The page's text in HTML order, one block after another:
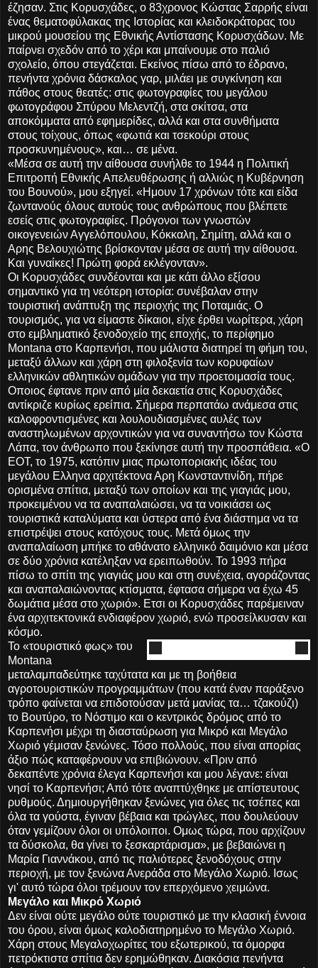
έζησαν. Στις Κορυσχάδες, ο 83χρονος Κώστας Σαρρής είναι
ένας θεματοφύλακας της Ιστορίας και κλειδοκράτορας του
μικρού μουσείου της Εθνικής Αντίστασης Κορυσχάδων. Με
παίρνει σχεδόν από το χέρι και μπαίνουμε στο παλιό
σχολείο, όπου στεγάζεται. Εκείνος πίσω από το έδρανο,
πενήντα χρόνια δάσκαλος γαρ, μιλάει με συγκίνηση και
πάθος στους θεατές: στις φωτογραφίες του μεγάλου
φωτογράφου Σπύρου Μελεντζή, στα σκίτσα, στα
αποκόμματα από εφημερίδες, αλλά και στα συνθήματα
στους τοίχους, όπως «φωτιά και τσεκούρι στους
προσκυνημένους», και… σε μένα.
«Μέσα σε αυτή την αίθουσα συνήλθε το 1944 η Πολιτική
Επιτροπή Εθνικής Απελευθέρωσης ή αλλιώς η Κυβέρνηση
του Βουνού», μου εξηγεί. «Ημουν 17 χρόνων τότε και είδα
ζωντανούς όλους αυτούς τους ανθρώπους που βλέπετε
εσείς στις φωτογραφίες. Πρόγονοι των γνωστών
οικογενειών Αγγελόπουλου, Κόκκαλη, Σημίτη, αλλά και ο
Αρης Βελουχιώτης βρίσκονταν μέσα σε αυτή την αίθουσα.
Και γυναίκες! Πρώτη φορά εκλέγονταν».
Οι Κορυσχάδες συνδέονται και με κάτι άλλο εξίσου
σημαντικό για τη νεότερη ιστορία: συνέβαλαν στην
τουριστική ανάπτυξη της περιοχής της Ποταμιάς. Ο
τουρισμός, για να είμαστε δίκαιοι, είχε έρθει νωρίτερα, χάρη
στο εμβληματικό ξενοδοχείο της εποχής, το περίφημο
Montana στο Καρπενήσι, που μάλιστα διατηρεί τη φήμη του,
μεταξύ άλλων και χάρη στη φιλοξενία των κορυφαίων
ελληνικών αθλητικών ομάδων για την προετοιμασία τους.
Οποιος έφτανε πριν από μία δεκαετία στις Κορυσχάδες
αντίκριζε κυρίως ερείπια. Σήμερα περπατάω ανάμεσα στις
καλοφροντισμένες και λουλουδιασμένες αυλές των
αναστηλωμένων αρχοντικών για να συναντήσω τον Κώστα
Λάπα, τον άνθρωπο που ξεκίνησε αυτή την προσπάθεια. «Ο
ΕΟΤ, το 1975, κατόπιν μιας πρωτοποριακής ιδέας του
μεγάλου Ελληνα αρχιτέκτονα Αρη Κωνσταντινίδη, πήρε
ορισμένα σπίτια, μεταξύ των οποίων και της γιαγιάς μου,
προκειμένου να τα αναπαλαιώσει, να τα νοικιάσει ως
τουριστικά καταλύματα και ύστερα από ένα διάστημα να τα
επιστρέψει στους κατόχους τους. Μετά όμως την
αναπαλαίωση μπήκε το αθάνατο ελληνικό δαιμόνιο και μέσα
σε δύο χρόνια κατέληξαν να ερειπωθούν. Το 1993 πήρα
πίσω το σπίτι της γιαγιάς μου και στη συνέχεια, αγοράζοντας
και αναπαλαιώνοντας κτίσματα, έφτασα σήμερα να έχω 45
δωμάτια μέσα στο χωριό». Ετσι οι Κορυσχάδες παρέμειναν
ένα αρχιτεκτονικά ενδιαφέρον χωριό, ενώ προσείλκυσαν και
κόσμο.
Το «τουριστικό φως» του
Montana
μεταλαμπαδεύτηκε ταχύτατα και με τη βοήθεια
αγροτουριστικών προγραμμάτων (που κατά έναν παράξενο
τρόπο φαίνεται να επιδοτούσαν μετά μανίας τα… τζακούζι)
το Βουτύρο, το Νόστιμο και ο κεντρικός δρόμος από το
Καρπενήσι μέχρι τη διασταύρωση για Μικρό και Μεγάλο
Χωριό γέμισαν ξενώνες. Τόσο πολλούς, που είναι απορίας
άξιο πώς καταφέρνουν να επιβιώνουν. «Πριν από
δεκαπέντε χρόνια έλεγα Καρπενήσι και μου λέγανε: είναι
νησί το Καρπενήσι; Από τότε αναπτύχθηκε με απίστευτους
ρυθμούς. Δημιουργήθηκαν ξενώνες για όλες τις τσέπες και
όλα τα γούστα, έγιναν βέβαια και τρώγλες, που δουλεύουν
όταν γεμίζουν όλοι οι υπόλοιποι. Ομως τώρα, που αρχίζουν
τα δύσκολα, θα γίνει το ξεσκαρτάρισμα», με βεβαιώνει η
Μαρία Γιαννάκου, από τις παλιότερες ξενοδόχους στην
περιοχή, με τον ξενώνα Ανεράδα στο Μεγάλο Χωριό. Ισως
γι' αυτό τώρα όλοι τρέμουν τον επερχόμενο χειμώνα.
Μεγάλο και Μικρό Χωριό
Δεν είναι ούτε μεγάλο ούτε τουριστικό με την κλασική έννοια
του όρου, είναι όμως καλοδιατηρημένο το Μεγάλο Χωριό.
Χάρη στους Μεγαλοχωρίτες του εξωτερικού, τα όμορφα
πετρόκτιστα σπίτια δεν ερημώθηκαν. Διακόσια πενήντα